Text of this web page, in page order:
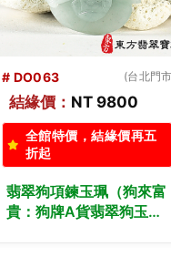
# DO062 (台北門
結緣價： NT 10800
全館特價，結緣價再五
折起
翡翠狗項鍊玉珮（狗來富
貴：狗牌A貨翡翠狗玉